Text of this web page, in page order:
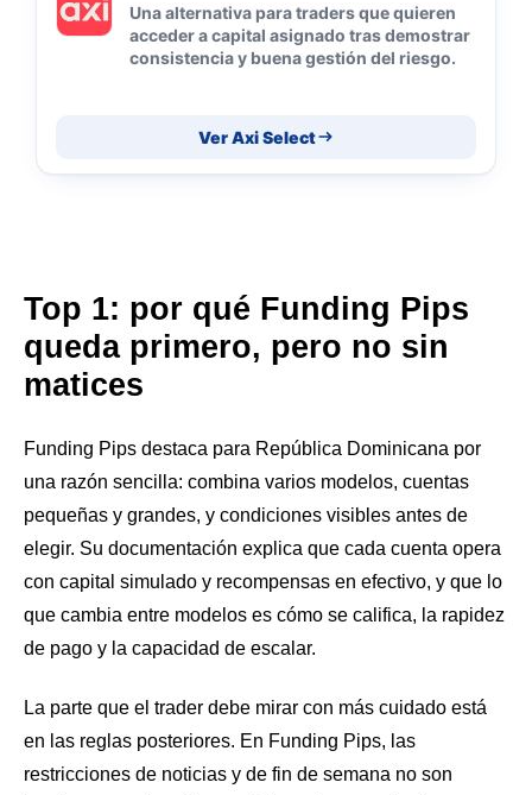
Una alternativa para traders que quieren
acceder a capital asignado tras demostrar
consistencia y buena gestión del riesgo.
Ver Axi Select
Top 1: por qué Funding Pips
queda primero, pero no sin
matices
Funding Pips destaca para República Dominicana por
una razón sencilla: combina varios modelos, cuentas
pequeñas y grandes, y condiciones visibles antes de
elegir. Su documentación explica que cada cuenta opera
con capital simulado y recompensas en efectivo, y que lo
que cambia entre modelos es cómo se califica, la rapidez
de pago y la capacidad de escalar.
La parte que el trader debe mirar con más cuidado está
en las reglas posteriores. En Funding Pips, las
restricciones de noticias y de fin de semana no son